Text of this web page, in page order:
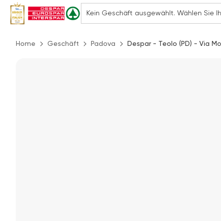
Home Geschäft Padova Despar - Teolo (PD) - Via